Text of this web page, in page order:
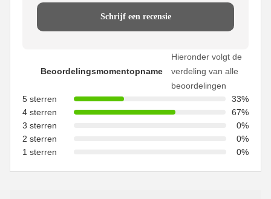
Schrijf een recensie
Beoordelingsmomentopname
Hieronder volgt de
verdeling van alle
beoordelingen
5 sterren
33%
4 sterren
67%
3 sterren
0%
2 sterren
0%
1 sterren
0%